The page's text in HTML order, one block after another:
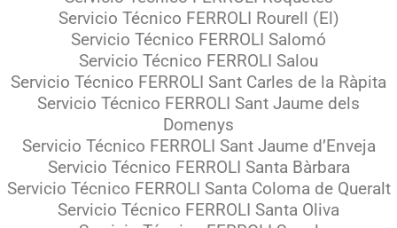
Servicio Técnico FERROLI Rourell (El)
Servicio Técnico FERROLI Salomó
Servicio Técnico FERROLI Salou
Servicio Técnico FERROLI Sant Carles de la Ràpita
Servicio Técnico FERROLI Sant Jaume dels
Domenys
Servicio Técnico FERROLI Sant Jaume d’Enveja
Servicio Técnico FERROLI Santa Bàrbara
Servicio Técnico FERROLI Santa Coloma de Queralt
Servicio Técnico FERROLI Santa Oliva